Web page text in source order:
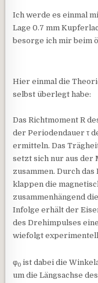
Ich werde es einmal
Lage 0.7 mm
besorge ich mir beim
Hier einmal die
selbst überlegt habe:
Das Richtmoment R
der Periodendauer τ
ermitteln. Das
setzt sich nur aus der
zusammen. Durch
klappen die
zusammenhängend
Infolge erhält der
des Drehimpulses
wiefolgt
φ0 ist dabei die
um die Längsachse